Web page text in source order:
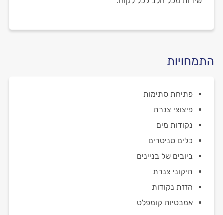
התמחויות
פתיחת סתימות
פיצוצי צנרת
נקודות מים
כלים סניטרים
ביובים של בניינים
תיקוני צנרת
הזזת נקודות
אמבטיות קומפלט